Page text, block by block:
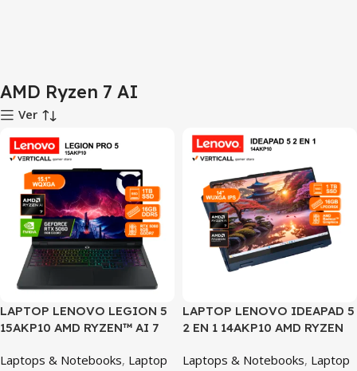
AMD Ryzen 7 AI
Ver
LAPTOP LENOVO LEGION 5
15AKP10 AMD RYZEN™ AI 7
SSD, NVIDIA® GEFORCE
Laptops & Notebooks, Laptop
SALE
LAPTOP LENOVO IDEAPAD 5
2 EN 1 14AKP10 AMD RYZEN
14″ WUXGA IPS
Laptops & Notebooks, Laptop